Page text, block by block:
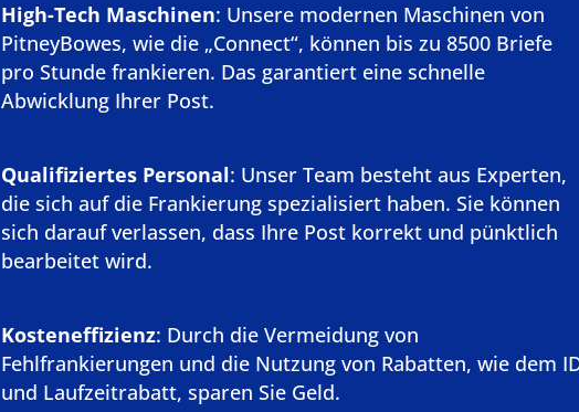
High-Tech Maschinen: Unsere modernen Maschinen von
PitneyBowes, wie die „Connect“, können bis zu 8500 Briefe
pro Stunde frankieren. Das garantiert eine schnelle
Abwicklung Ihrer Post.
Qualifiziertes Personal: Unser Team besteht aus Experten,
die sich auf die Frankierung spezialisiert haben. Sie können
sich darauf verlassen, dass Ihre Post korrekt und pünktlich
bearbeitet wird.
Kosteneffizienz: Durch die Vermeidung von
Fehlfrankierungen und die Nutzung von Rabatten, wie dem
und Laufzeitrabatt, sparen Sie Geld.